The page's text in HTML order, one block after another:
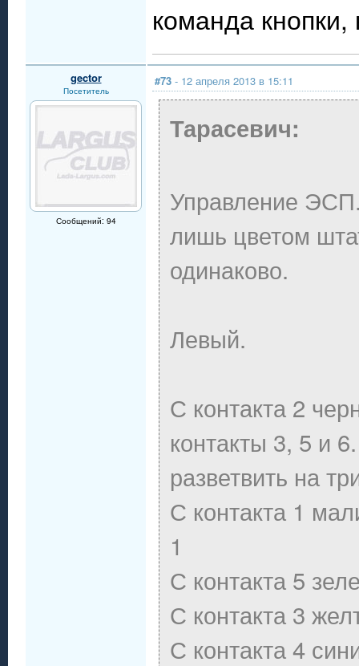
команда
gector
Посетитель
Сообщений: 94
#73 - 12 апреля 2013 в 15:11
Тарасевич:
Управление
лишь цветом
одинаково.
Левый.
С контакта 2
контакты 3, 5 и
разветвить на
С контакта 1
1
С контакта 5
С контакта 3
С контакта 4